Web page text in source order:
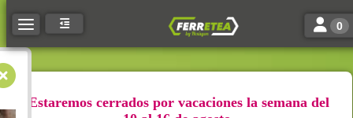
Toggle navigation Toggle
0
Estaremos cerrados por vacaciones la semana del